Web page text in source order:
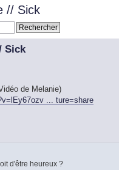
// Sick
Sick
de Melanie)
... ture=share
d'être heureux ?